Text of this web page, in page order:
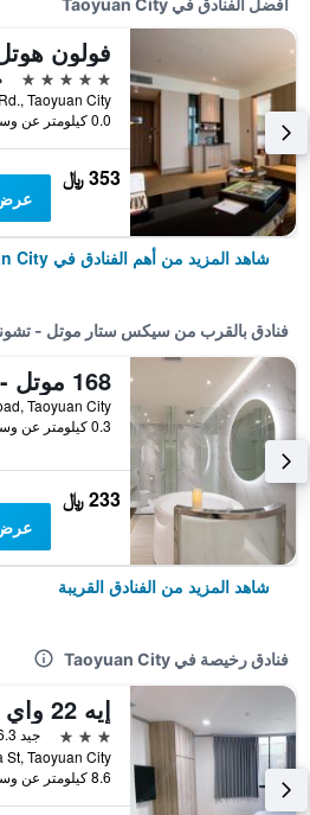
أفضل الفنادق في Taoyuan City
5 نجوم
0.0 كيلومتر عن وسط المدينة
353 ﷼
شاهد المزيد من أهم الفنادق في Taoyuan City
فنادق بالقرب من سيكس ستار موتل -
0.3 كيلومتر عن وسط المدينة
233 ﷼
شاهد المزيد من الفنادق القريبة
فنادق رخيصة في Taoyuan City
3 نجوم
جيد 6.3
8.6 كيلومتر عن وسط المدينة